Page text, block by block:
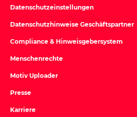
Datenschutzeinstellungen
Datenschutzhinweise Geschäftspartner
Compliance & Hinweisgebersystem
Menschenrechte
Motiv Uploader
Presse
Karriere